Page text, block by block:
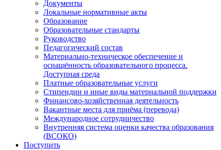
Документы
Локальные нормативные акты
Образование
Образовательные стандарты
Руководство
Педагогический состав
Материально-техническое обеспечение и
оснащённость образовательного процесса.
Доступная среда
Платные образовательные услуги
Стипендии и иные виды материальной поддержки
Финансово-хозяйственная деятельность
Вакантные места для приёма (перевода)
Международное сотрудничество
Внутренняя система оценки качества образования
(ВСОКО)
Поступить